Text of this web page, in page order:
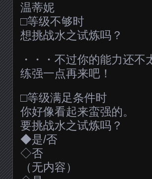
温蒂妮
□等级不够时
想挑战水之试炼吗？
・・・不过你的能力还不
练强一点再来吧！
□等级满足条件时
你好像看起来蛮强的。
要挑战水之试炼吗？
◆是/否
◇否
（无内容）